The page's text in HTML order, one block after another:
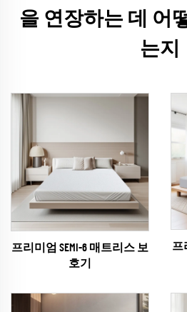
을 연장하는 데 어
는지
프리미엄 SEMI-6 매트리스 보
호기
프